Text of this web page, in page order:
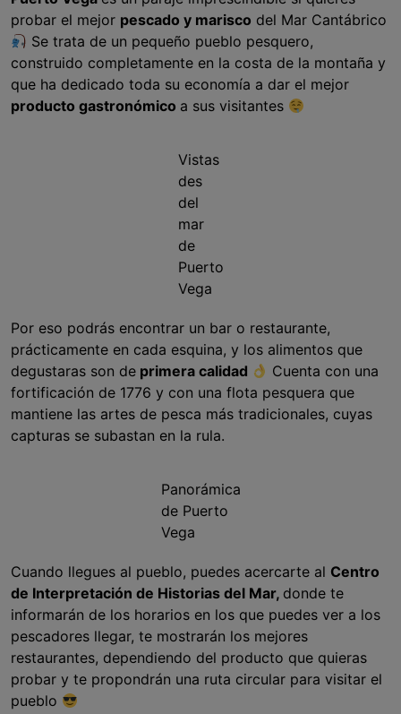
probar el mejor pescado y marisco del Mar Cantábrico
Se trata de un pequeño pueblo pesquero,
construido completamente en la costa de la montaña y
que ha dedicado toda su economía a dar el mejor
producto gastronómico a sus visitantes
Vistas
des
del
mar
de
Puerto
Vega
Por eso podrás encontrar un bar o restaurante,
prácticamente en cada esquina, y los alimentos que
degustaras son de primera calidad
Cuenta con una
fortificación de 1776 y con una flota pesquera que
mantiene las artes de pesca más tradicionales, cuyas
capturas se subastan en la rula.
Panorámica
de Puerto
Vega
Cuando llegues al pueblo, puedes acercarte al Centro
de Interpretación de Historias del Mar, donde te
informarán de los horarios en los que puedes ver a los
pescadores llegar, te mostrarán los mejores
restaurantes, dependiendo del producto que quieras
probar y te propondrán una ruta circular para visitar el
pueblo